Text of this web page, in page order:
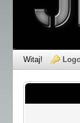
Witaj!